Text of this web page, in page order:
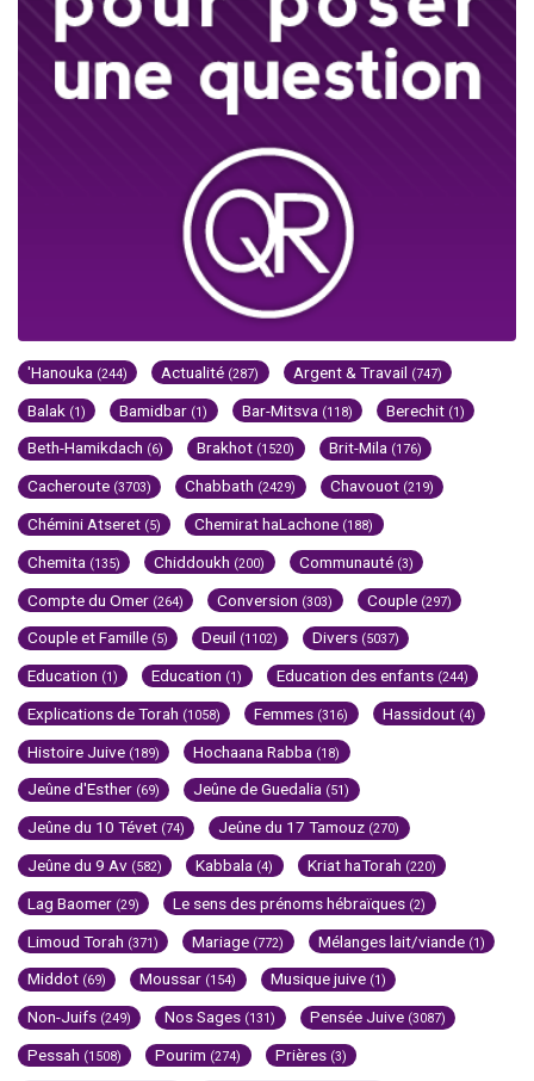
'Hanouka (244) Actualité (287) Argent & Travail (747)
Balak (1) Bamidbar (1) Bar-Mitsva (118) Berechit (1)
Beth-Hamikdach (6) Brakhot (1520) Brit-Mila (176)
Cacheroute (3703) Chabbath (2429) Chavouot (219)
Chémini Atseret (5) Chemirat haLachone (188)
Chemita (135) Chiddoukh (200) Communauté (3)
Compte du Omer (264) Conversion (303) Couple (297)
Couple et Famille (5) Deuil (1102) Divers (5037)
Education (1) Education (1) Education des enfants (244)
Explications de Torah (1058) Femmes (316) Hassidout (4)
Histoire Juive (189) Hochaana Rabba (18)
Jeûne d'Esther (69) Jeûne de Guedalia (51)
Jeûne du 10 Tévet (74) Jeûne du 17 Tamouz (270)
Jeûne du 9 Av (582) Kabbala (4) Kriat haTorah (220)
Lag Baomer (29) Le sens des prénoms hébraïques (2)
Limoud Torah (371) Mariage (772) Mélanges lait/viande (1)
Middot (69) Moussar (154) Musique juive (1)
Non-Juifs (249) Nos Sages (131) Pensée Juive (3087)
Pessah (1508) Pourim (274) Prières (3)